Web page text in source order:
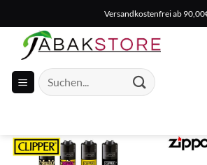
Inhalt
springen
Versandkostenfrei ab
Suche
nach: